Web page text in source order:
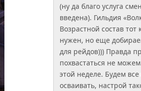
(ну да благо услуга
введена). Гильдия
Возрастной состав тот
нужен, но еще
для рейдов))) Правда
похвастаться не
этой неделе. Будем
осваивать, настрой